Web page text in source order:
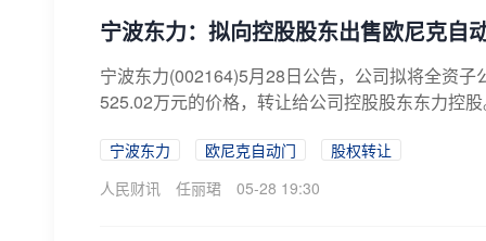
宁波东力：拟向控股股东出售欧尼克自
宁波东力(002164)5月28日公告，公司拟将全资
525.02万元的价格，转让给公司控股股东东力控
宁波东力 欧尼克自动门
股权转让
人民财讯
任丽珺 05-28 19:30